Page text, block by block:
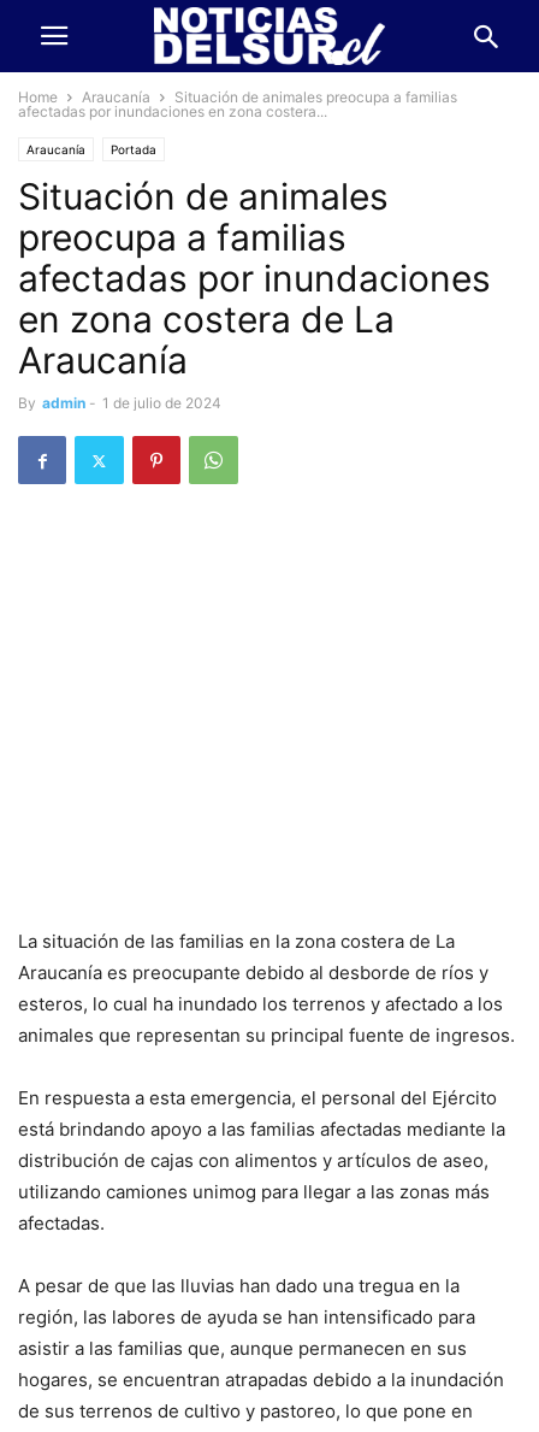
Home Araucanía
Situación de animales preocupa a familias
afectadas por inundaciones en zona costera...
Araucanía Portada
Situación de animales
preocupa a familias
afectadas por inundaciones
en zona costera de La
Araucanía
By admin - 1 de julio de 2024
La situación de las familias en la zona costera de La
Araucanía es preocupante debido al desborde de ríos y
esteros, lo cual ha inundado los terrenos y afectado a los
animales que representan su principal fuente de ingresos.
En respuesta a esta emergencia, el personal del Ejército
está brindando apoyo a las familias afectadas mediante la
distribución de cajas con alimentos y artículos de aseo,
utilizando camiones unimog para llegar a las zonas más
afectadas.
A pesar de que las lluvias han dado una tregua en la
región, las labores de ayuda se han intensificado para
asistir a las familias que, aunque permanecen en sus
hogares, se encuentran atrapadas debido a la inundación
de sus terrenos de cultivo y pastoreo, lo que pone en